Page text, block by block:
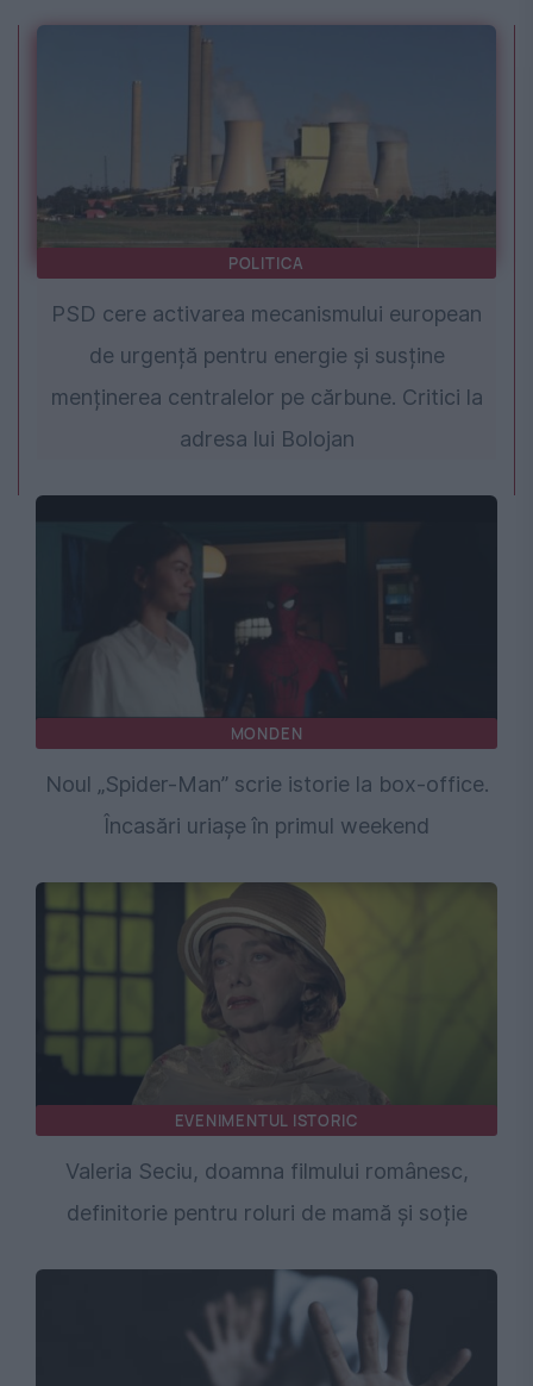
POLITICA
PSD cere activarea mecanismului european
de urgență pentru energie și susține
menținerea centralelor pe cărbune. Critici la
adresa lui Bolojan
MONDEN
Noul „Spider-Man” scrie istorie la box-office.
Încasări uriașe în primul weekend
EVENIMENTUL ISTORIC
Valeria Seciu, doamna filmului românesc,
definitorie pentru roluri de mamă și soție